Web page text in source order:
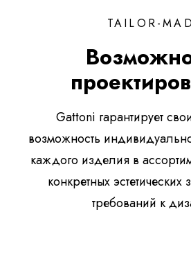
TAILOR-
Gattoni гарантирует
возможность
каждого изделия в
конкретных
требований к